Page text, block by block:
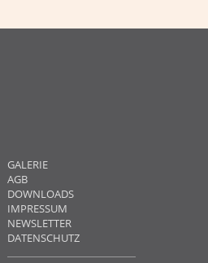
NAVIGATION
ÜBERSPRINGEN
GALERIE
AGB
DOWNLOADS
IMPRESSUM
NEWSLETTER
DATENSCHUTZ